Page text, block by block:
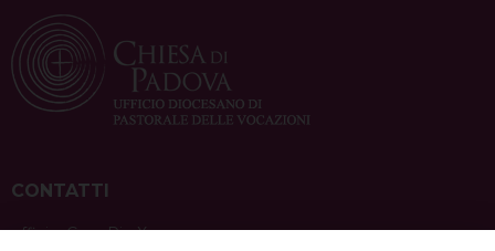
CONTATTI
ufficio: Casa Pio X